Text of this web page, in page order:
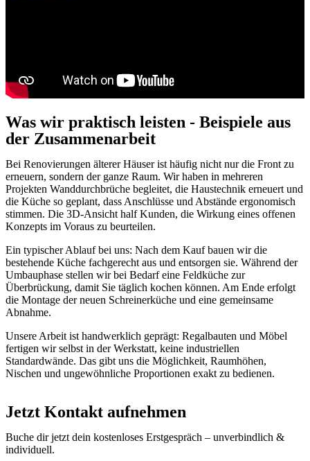
Was wir praktisch leisten - Beispiele aus
der Zusammenarbeit
Bei Renovierungen älterer Häuser ist häufig nicht nur die Front zu
erneuern, sondern der ganze Raum. Wir haben in mehreren
Projekten Wanddurchbrüche begleitet, die Haustechnik erneuert und
die Küche so geplant, dass Anschlüsse und Abstände ergonomisch
stimmen. Die 3D‑Ansicht half Kunden, die Wirkung eines offenen
Konzepts im Voraus zu beurteilen.
Ein typischer Ablauf bei uns: Nach dem Kauf bauen wir die
bestehende Küche fachgerecht aus und entsorgen sie. Während der
Umbauphase stellen wir bei Bedarf eine Feldküche zur
Überbrückung, damit Sie täglich kochen können. Am Ende erfolgt
die Montage der neuen Schreinerküche und eine gemeinsame
Abnahme.
Unsere Arbeit ist handwerklich geprägt: Regalbauten und Möbel
fertigen wir selbst in der Werkstatt, keine industriellen
Standardwände. Das gibt uns die Möglichkeit, Raumhöhen,
Nischen und ungewöhnliche Proportionen exakt zu bedienen.
Jetzt Kontakt aufnehmen
Buche dir jetzt dein kostenloses Erstgespräch – unverbindlich &
individuell.